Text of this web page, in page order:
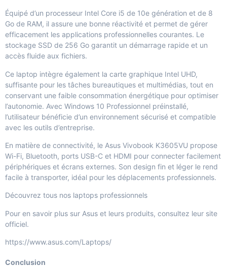
Équipé d’un processeur Intel Core i5 de 10e génération et de 8
Go de RAM, il assure une bonne réactivité et permet de gérer
efficacement les applications professionnelles courantes. Le
stockage SSD de 256 Go garantit un démarrage rapide et un
accès fluide aux fichiers.
Ce laptop intègre également la carte graphique Intel UHD,
suffisante pour les tâches bureautiques et multimédias, tout en
conservant une faible consommation énergétique pour optimiser
l’autonomie. Avec Windows 10 Professionnel préinstallé,
l’utilisateur bénéficie d’un environnement sécurisé et compatible
avec les outils d’entreprise.
En matière de connectivité, le Asus Vivobook K3605VU propose
Wi-Fi, Bluetooth, ports USB-C et HDMI pour connecter facilement
périphériques et écrans externes. Son design fin et léger le rend
facile à transporter, idéal pour les déplacements professionnels.
Découvrez tous nos laptops professionnels
Pour en savoir plus sur Asus et leurs produits, consultez leur site
officiel.
https://www.asus.com/Laptops/
Conclusion